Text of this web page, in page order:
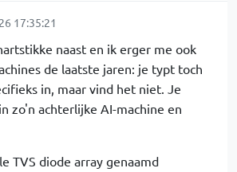
17:35:21
naast en ik erger me ook
de laatste jaren: je typt toch
in, maar vind het niet. Je
zo'n achterlijke AI-machine en
TVS diode array genaamd